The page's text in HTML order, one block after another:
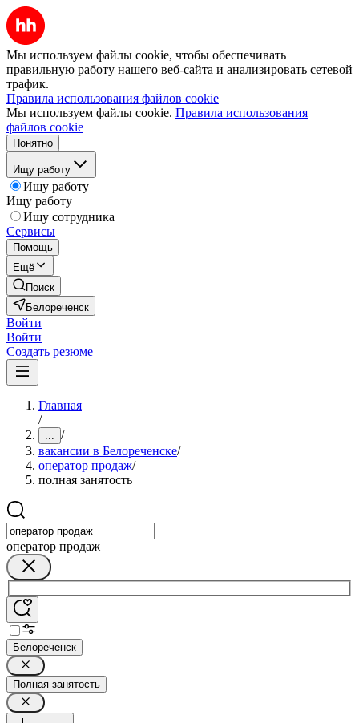
Мы используем файлы cookie, чтобы обеспечивать
правильную работу нашего веб-сайта и анализировать сетевой
трафик.
Правила использования файлов cookie
Мы используем файлы cookie. Правила использования
файлов cookie
Понятно
Ищу работу
Ищу работу
Ищу работу
Ищу сотрудника
Сервисы
Помощь
Ещё
Поиск
Белореченск
Войти
Войти
Создать резюме
Главная
/
... /
вакансии в Белореченске/
оператор продаж/
полная занятость
оператор продаж
Белореченск
Полная занятость